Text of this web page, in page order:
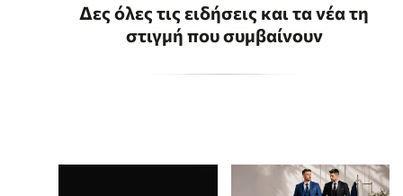
Δες όλες τις ειδήσεις και τα νέα τη
στιγμή που συμβαίνουν